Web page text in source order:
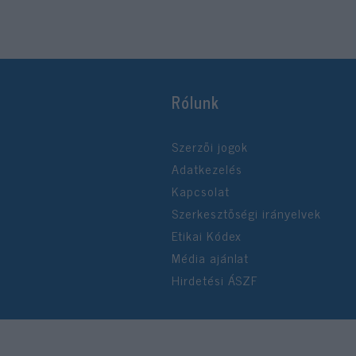
Rólunk
Szerzői jogok
Adatkezelés
Kapcsolat
Szerkesztőségi irányelvek
Etikai Kódex
Média ajánlat
Hirdetési ÁSZF